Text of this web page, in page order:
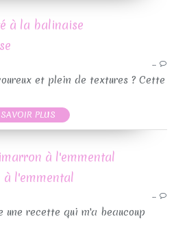
à la balinaise
…
et plein de textures ? Cette
PLUS
à l'emmental
…
une recette qui m'a beaucoup